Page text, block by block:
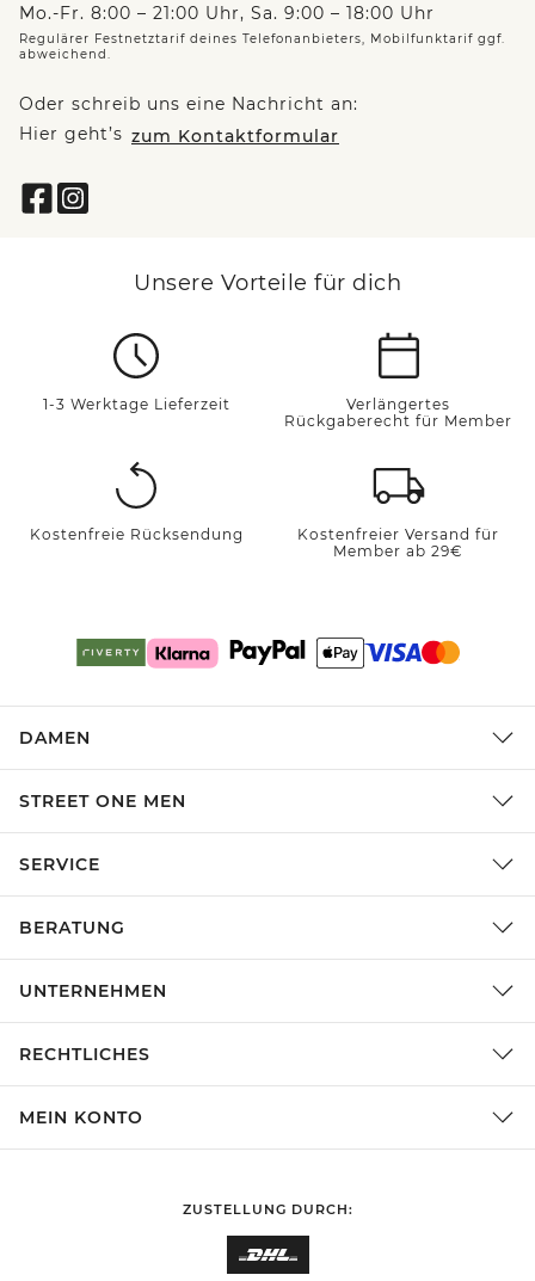
Mo.-Fr. 8:00 – 21:00 Uhr, Sa. 9:00 – 18:00 Uhr
Regulärer Festnetztarif deines Telefonanbieters, Mobilfunktarif ggf.
abweichend.
Oder schreib uns eine Nachricht an:
Hier geht’s zum Kontaktformular
Unsere Vorteile für dich
1-3 Werktage Lieferzeit
Verlängertes
Rückgaberecht für Member
Kostenfreie Rücksendung
Kostenfreier Versand für
Member ab 29€
DAMEN
STREET ONE MEN
SERVICE
BERATUNG
UNTERNEHMEN
RECHTLICHES
MEIN KONTO
ZUSTELLUNG DURCH: